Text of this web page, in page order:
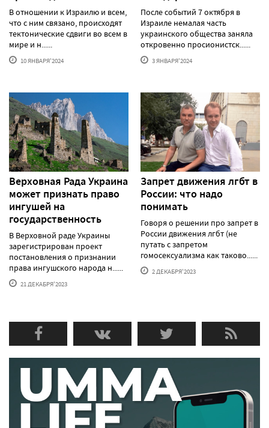
В отношении к Израилю и всем,
что с ним связано, происходят
тектонические сдвиги во всем в
мире и н......
10 ЯНВАРЯ'2024
После событий 7 октября в
Израиле немалая часть
украинского общества заняла
откровенно просионистск......
3 ЯНВАРЯ'2024
Верховная Рада Украина
может признать право
ингушей на
государственность
В Верховной раде Украины
зарегистрирован проект
постановления о признании
права ингушского народа н......
21 ДЕКАБРЯ'2023
Запрет движения лгбт в
России: что надо
понимать
Говоря о решении про запрет в
России движения лгбт (не
путать с запретом
гомосексуализма как таково......
2 ДЕКАБРЯ'2023